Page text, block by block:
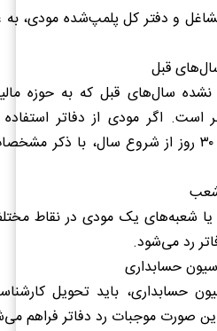
مشاغل و دفتر کل پلمپ‌شده مودی،
قبل
نشده سال‌های قبل که به حوزه
است. اگر مودی از دفاتر
استفاده می‌کند، باید طی ۳۰ روز از شروع سال، با
یا شعبه‌های یک مودی در نقاط
رد می‌شود.
حسابداری
حسابداری، باید تحویل
این صورت موجبات رد دفاتر فراهم